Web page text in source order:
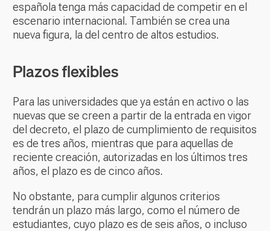
española tenga más capacidad de competir en el
escenario internacional. También se crea una
nueva figura, la del centro de altos estudios.
Plazos flexibles
Para las universidades que ya están en activo o las
nuevas que se creen a partir de la entrada en vigor
del decreto, el plazo de cumplimiento de requisitos
es de tres años, mientras que para aquellas de
reciente creación, autorizadas en los últimos tres
años, el plazo es de cinco años.
No obstante, para cumplir algunos criterios
tendrán un plazo más largo, como el número de
estudiantes, cuyo plazo es de seis años, o incluso